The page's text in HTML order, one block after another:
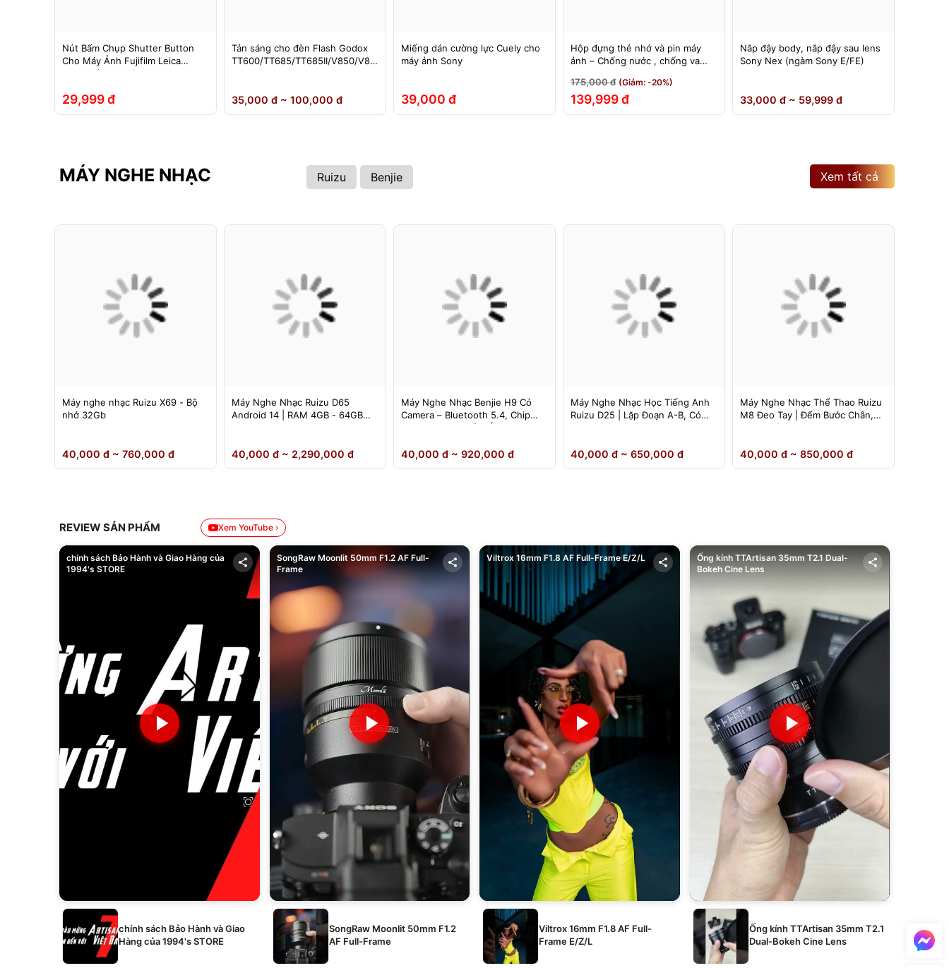
Nút Bấm Chụp Shutter Button
Cho Máy Ảnh Fujifilm Leica
Contax (Ren Xoáy)
29,999 đ
Tản sáng cho đèn Flash Godox
TT600/TT685/TT685II/V850/V85
35,000 đ ~ 100,000 đ
Miếng dán cường lực Cuely cho
máy ảnh Sony
39,000 đ
Hộp đựng thẻ nhớ và pin máy
ảnh – Chống nước , chống va
175,000 đ (Giảm: -20%)
139,999 đ
Nắp đậy body, nắp đậy sau lens
Sony Nex (ngàm Sony E/FE)
33,000 đ ~ 59,999 đ
MÁY NGHE NHẠC Ruizu Benjie Xem tất cả
Máy nghe nhạc Ruizu X69 - Bộ
nhớ 32Gb
40,000 đ ~ 760,000 đ
Máy Nghe Nhạc Ruizu D65
Android 14 | RAM 4GB - 64GB
Chính Hãng
40,000 đ ~ 2,290,000 đ
Máy Nghe Nhạc Benjie H9 Có
Camera – Bluetooth 5.4, Chip
DSD Lossless, Cảm Ứng IPS –
40,000 đ ~ 920,000 đ
Máy Nghe Nhạc Học Tiếng Anh
Ruizu D25 | Lặp Đoạn A-B, Có
Loa Ngoài
40,000 đ ~ 650,000 đ
Máy Nghe Nhạc Thể Thao Ruizu
M8 Đeo Tay | Đếm Bước Chân,
Loa Ngoài
40,000 đ ~ 850,000 đ
REVIEW SẢN PHẨM Xem YouTube ›
chính sách Bảo Hành và Giao Hàng của
1994's STORE
chính sách Bảo Hành và Giao
Hàng của 1994's STORE
SongRaw Moonlit 50mm F1.2 AF Full-
Frame
SongRaw Moonlit 50mm F1.2
AF Full-Frame
Viltrox 16mm F1.8 AF Full-Frame E/Z/L
Viltrox 16mm F1.8 AF Full-
Frame E/Z/L
Ống kính TTArtisan 35mm T2.1 Dual-
Bokeh Cine Lens
Ống kính TTArtisan 35mm T2.1
Dual-Bokeh Cine Lens